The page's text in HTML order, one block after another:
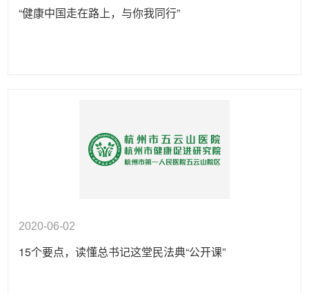
“健康中国走在路上，与你我同行”
2020-06-02
15个要点，读懂总书记这堂民法典“公开课”